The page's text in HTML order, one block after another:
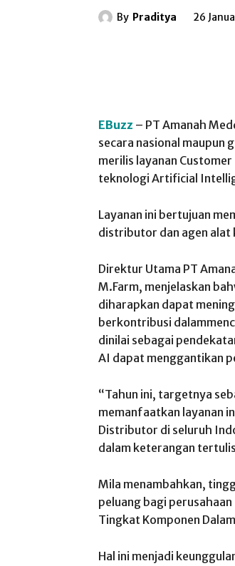
By Praditya 26
EBuzz – PT Amanah
secara nasional maupun
merilis layanan
teknologi Artificial
Layanan ini bertujuan
distributor dan agen alat
Direktur Utama PT
M.Farm, menjelaskan
diharapkan dapat
berkontribusi
dinilai sebagai
AI dapat menggantikan
“Tahun ini, targetnya
memanfaatkan layanan
Distributor di seluruh
dalam keterangan
Mila menambahkan,
peluang bagi
Tingkat Komponen
Hal ini menjadi